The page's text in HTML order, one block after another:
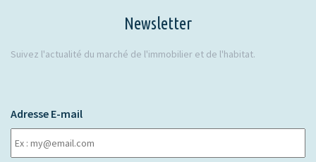
Newsletter
Suivez l'actualité du marché de l'immobilier et de l'habitat.
Adresse E-mail